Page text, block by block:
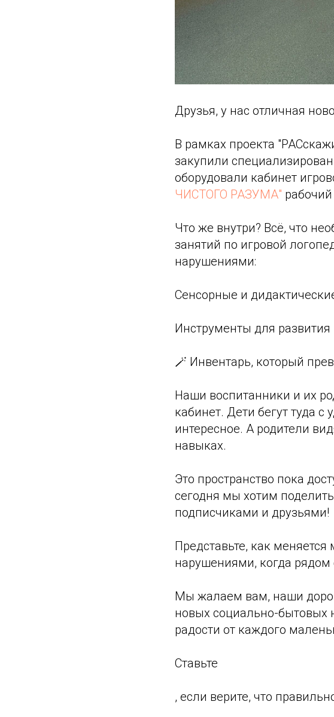
Друзья, у нас отличная
В рамках проекта
закупили
оборудовали кабинет
ЧИСТОГО РАЗУМА"
Что же внутри? Всё, что
занятий по игровой
нарушениями:
Сенсорные и
Инструменты для
🪄 Инвентарь, который
Наши воспитанники и их
кабинет. Дети бегут туда
интересное. А родители
навыках.
Это пространство пока
сегодня мы хотим
подписчиками и друзьями!
Представьте, как
нарушениями, когда рядом
Мы жалаем вам, наши
новых социально-бытовых
радости от каждого
Ставьте
, если верите, что